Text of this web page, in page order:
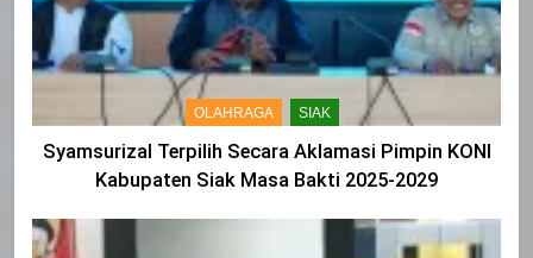
OLAHRAGA SIAK
Syamsurizal Terpilih Secara Aklamasi Pimpin KONI
Kabupaten Siak Masa Bakti 2025-2029